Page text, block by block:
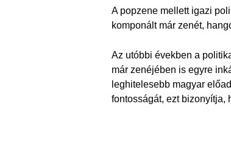
A popzene mellett igazi
komponált már zenét,
Az utóbbi években a
már zenéjében is egyre
leghitelesebb magyar
fontosságát, ezt bizonyítja,